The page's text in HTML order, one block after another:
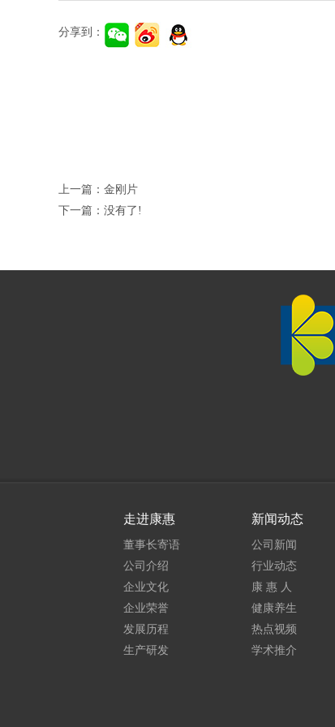
分享到：
上一篇： 金刚片
下一篇：没有了!
走进康惠
董事长寄语
公司介绍
企业文化
企业荣誉
发展历程
生产研发
新闻动态
公司新闻
行业动态
康 惠 人
健康养生
热点视频
学术推介